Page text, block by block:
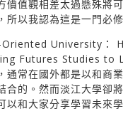
價值觀相差太過懸殊將
所以我認為這是一門必
Oriented University：
Futures Studies to
通常在國外都是以和商
合的。然而淡江大學卻
以和大家分享學習未來